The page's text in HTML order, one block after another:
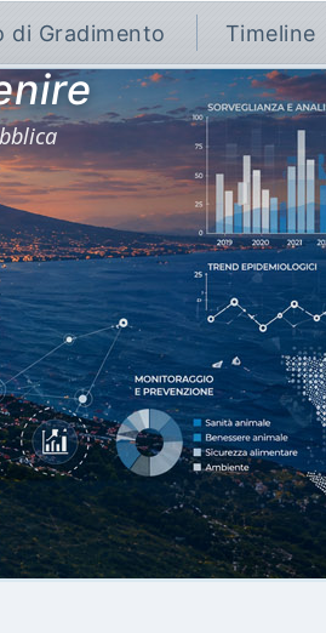
di Gradimento Timeline